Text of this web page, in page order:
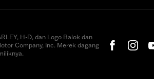
H-D, dan Logo Balok dan
Company, Inc. Merek dagang